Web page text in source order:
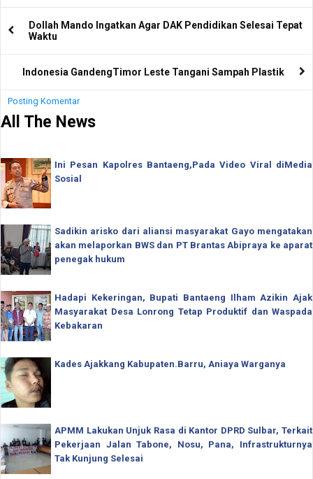
Dollah Mando Ingatkan Agar DAK Pendidikan Selesai Tepat
Waktu
Indonesia GandengTimor Leste Tangani Sampah Plastik
Posting Komentar
All The News
Ini Pesan Kapolres Bantaeng,Pada Video Viral diMedia
Sosial
Sadikin arisko dari aliansi masyarakat Gayo mengatakan
akan melaporkan BWS dan PT Brantas Abipraya ke aparat
penegak hukum
Hadapi Kekeringan, Bupati Bantaeng Ilham Azikin Ajak
Masyarakat Desa Lonrong Tetap Produktif dan Waspada
Kebakaran
Kades Ajakkang Kabupaten.Barru, Aniaya Warganya
APMM Lakukan Unjuk Rasa di Kantor DPRD Sulbar, Terkait
Pekerjaan Jalan Tabone, Nosu, Pana, Infrastrukturnya
Tak Kunjung Selesai